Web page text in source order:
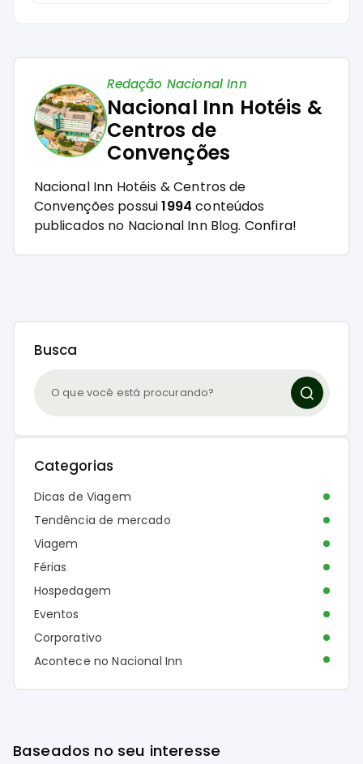
Redação Nacional Inn
Nacional Inn Hotéis &
Centros de
Convenções
Nacional Inn Hotéis & Centros de
Convenções possui1994 conteúdos
publicados no Nacional Inn Blog. Confira!
Busca
Categorias
Dicas de Viagem
Tendência de mercado
Viagem
Férias
Hospedagem
Eventos
Corporativo
Acontece no Nacional Inn
Baseados no seu interesse